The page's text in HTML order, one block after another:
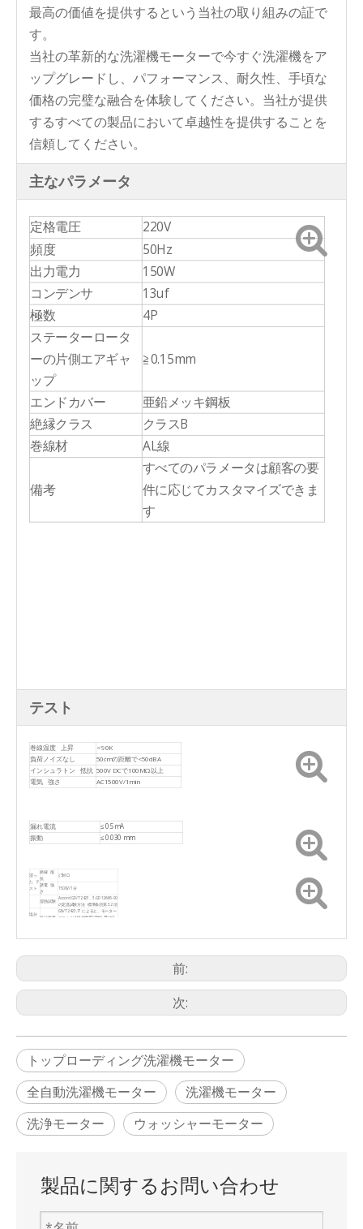
最高の価値を提供するという当社の取り組みの証で
す。
当社の革新的な洗濯機モーターで今すぐ洗濯機をア
ップグレードし、パフォーマンス、耐久性、手頃な
価格の完璧な融合を体験してください。当社が提供
するすべての製品において卓越性を提供することを
信頼してください。
主なパラメータ
定格電圧
220V
頻度
50Hz
出力電力
150W
コンデンサ
13uf
極数
4P
ステーターロータ
ーの片側エアギャ
ップ
≧0.15mm
エンドカバー
亜鉛メッキ鋼板
絶縁クラス
クラスB
巻線材
AL線
備考
すべてのパラメータは顧客の要
件に応じてカスタマイズできま
す
テスト
巻線温度 上昇
< 90K
負荷ノイズなし
50cmの距離で<50dBA
インシュラトン 抵抗 500V DCで100MΩ以上
電気 強さ
AC1500V/1min
漏れ電流
≤ 0.5mA
振動
≤ 0.030 mm
湿っ
た テ
スト
絶縁 抵
抗
≧5MΩ
誘電 強
さ
1500V/1分
湿熱試験
Accord GD/T2423、3.GD12665-90
の定温試験方法 標準条項第 3.2 項
塩分
塩分検査
GB/T2423,17 によると、モーター
ユニットは塩水噴霧試験を受けて
前:
次:
トップローディング洗濯機モーター
全自動洗濯機モーター
洗濯機モーター
洗浄モーター
ウォッシャーモーター
製品に関するお問い合わせ